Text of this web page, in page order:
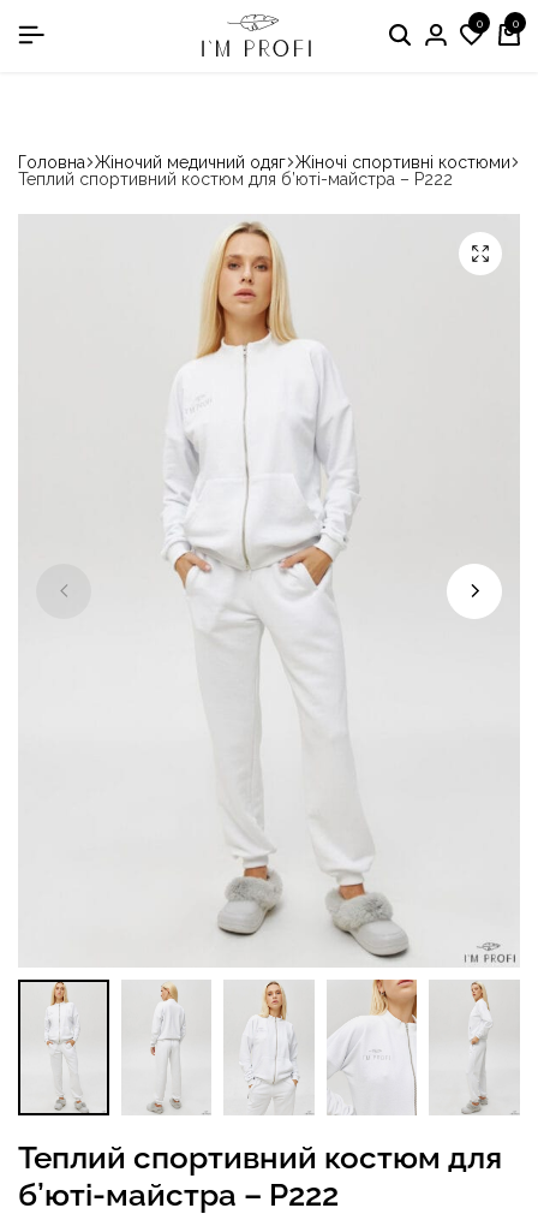
в номінації «Кращій виробник медичного одягу» 0 0
Головна Жіночий медичний одяг Жіночі спортивні костюми
Теплий спортивний костюм для б’юті-майстра – P222
Теплий спортивний костюм для
б’юті-майстра – P222